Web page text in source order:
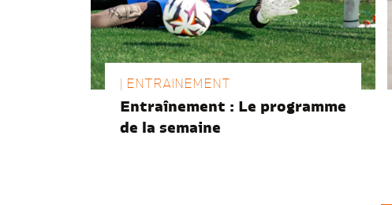
| ENTRAINEMENT
Entraînement : Le programme
de la semaine